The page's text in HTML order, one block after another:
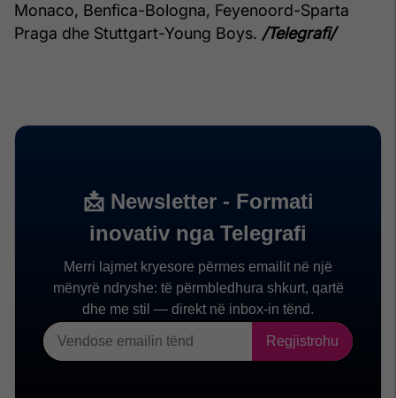
Monaco, Benfica-Bologna, Feyenoord-Sparta
Praga dhe Stuttgart-Young Boys. /Telegrafi/